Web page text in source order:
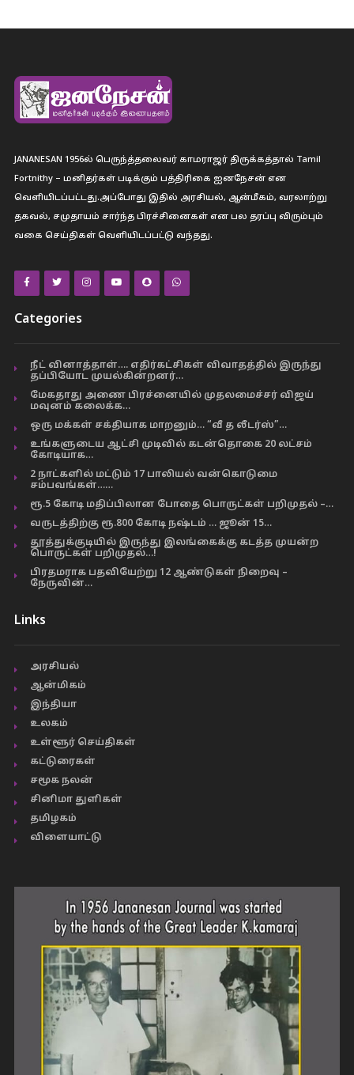
JANANESAN 1956ல் பெருந்த்தலைவர் காமராஜர் திருக்கத்தால் Tamil
Fortnithy – மனிதர்கள் படிக்கும் பத்திரிகை ஐனநேசன் என
வெளியிடப்பட்டது.அப்போது இதில் அரசியல், ஆன்மீகம், வரலாற்று
தகவல், சமுதாயம் சார்ந்த பிரச்சினைகள் என பல தரப்பு விரும்பும்
வகை செய்திகள் வெளியிடப்பட்டு வந்தது.
Categories
நீட் வினாத்தாள்…. எதிர்கட்சிகள் விவாதத்தில் இருந்து
தப்பியோட முயல்கின்றனர்…
மேகதாது அணை பிரச்னையில் முதலமைச்சர் விஜய்
மவுனம் கலைக்க…
ஒரு மக்கள் சக்தியாக மாறனும்… “வீ த லீடர்ஸ்”…
உங்களுடைய ஆட்சி முடிவில் கடன்தொகை 20 லட்சம்
கோடியாக…
2 நாட்களில் மட்டும் 17 பாலியல் வன்கொடுமை
சம்பவங்கள்……
ரூ.5 கோடி மதிப்பிலான போதை பொருட்கள் பறிமுதல் –…
வருடத்திற்கு ரூ.800 கோடி நஷ்டம் … ஜூன் 15…
தூத்துக்குடியில் இருந்து இலங்கைக்கு கடத்த முயன்ற
பொருட்கள் பறிமுதல்…!
பிரதமராக பதவியேற்று 12 ஆண்டுகள் நிறைவு –
நேருவின்…
Links
அரசியல்
ஆன்மிகம்
இந்தியா
உலகம்
உள்ளூர் செய்திகள்
கட்டுரைகள்
சமூக நலன்
சினிமா துளிகள்
தமிழகம்
விளையாட்டு